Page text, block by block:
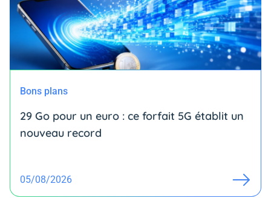
Bons plans
29 Go pour un euro : ce forfait 5G établit un
nouveau record
05/08/2026